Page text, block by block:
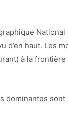
National
d’en haut. Les
à la frontière
dominantes sont